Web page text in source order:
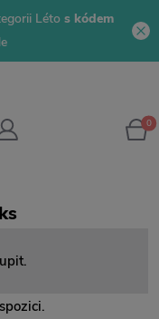
Léto s kódem
0